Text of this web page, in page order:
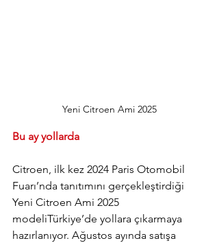
Yeni Citroen Ami 2025
Bu ay yollarda
Citroen, ilk kez 2024 Paris Otomobil
Fuarı’nda tanıtımını gerçekleştirdiği
Yeni Citroen Ami 2025
modeliTürkiye’de yollara çıkarmaya
hazırlanıyor. Ağustos ayında satışa